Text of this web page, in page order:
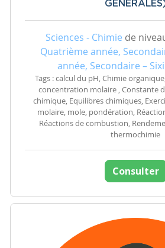
Sciences - Chimie de
Quatrième année,
année, Secondaire –
Tags : calcul du pH, Chimie
concentration molaire , Constante
chimique, Equilibres chimiques,
molaire, mole, pondération,
Réactions de combustion,
thermochimie
Consulter